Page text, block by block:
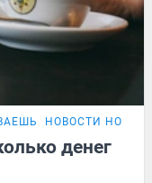
НОВОСТИ
денег